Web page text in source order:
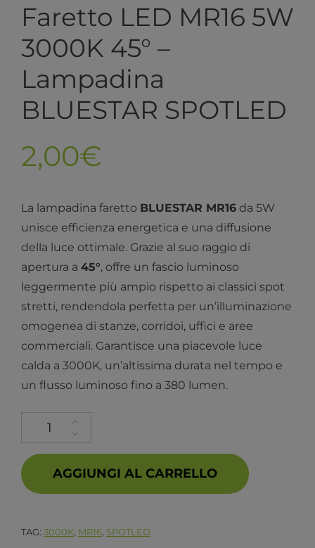
Faretto LED MR16 5W
3000K 45° –
Lampadina
BLUESTAR SPOTLED
2,00€
La lampadina faretto BLUESTAR MR16 da 5W
unisce efficienza energetica e una diffusione
della luce ottimale. Grazie al suo raggio di
apertura a 45°, offre un fascio luminoso
leggermente più ampio rispetto ai classici spot
stretti, rendendola perfetta per un’illuminazione
omogenea di stanze, corridoi, uffici e aree
commerciali. Garantisce una piacevole luce
calda a 3000K, un’altissima durata nel tempo e
un flusso luminoso fino a 380 lumen.
AGGIUNGI AL CARRELLO
TAG: 3000K MR16 SPOTLED